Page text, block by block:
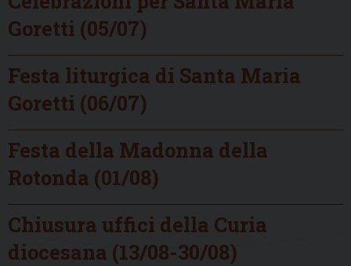
Goretti (05/07)
Festa liturgica di Santa Maria
Goretti (06/07)
Festa della Madonna della
Rotonda (01/08)
Chiusura uffici della Curia
diocesana (13/08-30/08)